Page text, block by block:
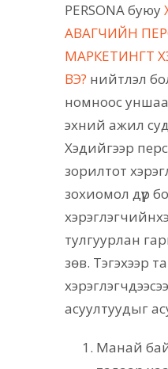
PERSONA буюу
АВАГЧИЙН
МАРКЕТИНГТ
ВЭ? нийтлэл
номноос
эхний ажил
Хэдийгээр
зорилтот
зохиомол дүр
тулгуурлан
зөв. Тэгэхээр
асуултуудыг
Манай